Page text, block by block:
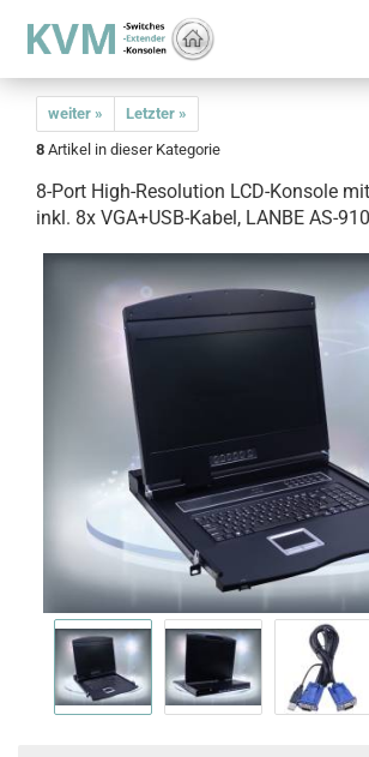
weiter »
Letzter »
8 Artikel in dieser Kategorie
8-Port High-Resolution LCD-Konsole
inkl. 8x VGA+USB-Kabel, LANBE AS-